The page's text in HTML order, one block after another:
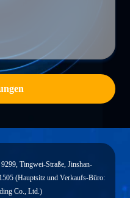
Tingwei-Straße, Jinshan-
(Hauptsitz und Verkaufs-Büro:
Co., Ltd.)